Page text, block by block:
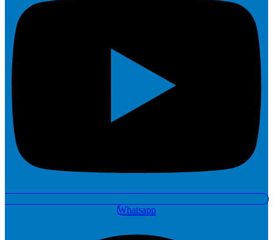
Whatsapp